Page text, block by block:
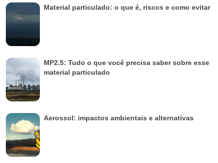
Material particulado: o que é, riscos e como evitar
MP2.5: Tudo o que você precisa saber sobre esse
material particulado
Aerossol: impactos ambientais e alternativas